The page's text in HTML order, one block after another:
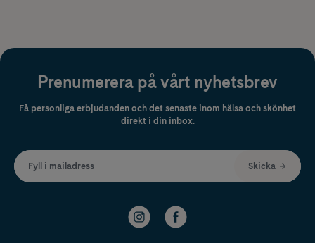
Prenumerera på vårt nyhetsbrev
Få personliga erbjudanden och det senaste inom hälsa och skönhet
direkt i din inbox.
Fyll i mailadress Skicka